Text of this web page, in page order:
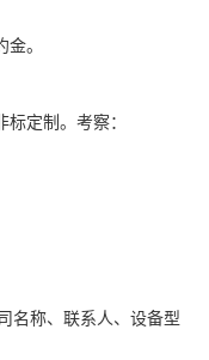
。
定制。考察：
名称、联系人、设备型